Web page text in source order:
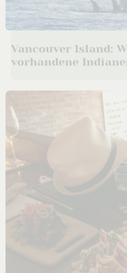
Vancouver Island:
vorhandene